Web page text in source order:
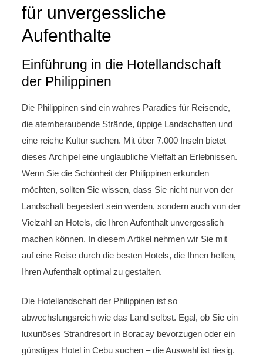
für unvergessliche
Aufenthalte
Einführung in die Hotellandschaft
der Philippinen
Die Philippinen sind ein wahres Paradies für Reisende,
die atemberaubende Strände, üppige Landschaften und
eine reiche Kultur suchen. Mit über 7.000 Inseln bietet
dieses Archipel eine unglaubliche Vielfalt an Erlebnissen.
Wenn Sie die Schönheit der Philippinen erkunden
möchten, sollten Sie wissen, dass Sie nicht nur von der
Landschaft begeistert sein werden, sondern auch von der
Vielzahl an Hotels, die Ihren Aufenthalt unvergesslich
machen können. In diesem Artikel nehmen wir Sie mit
auf eine Reise durch die besten Hotels, die Ihnen helfen,
Ihren Aufenthalt optimal zu gestalten.
Die Hotellandschaft der Philippinen ist so
abwechslungsreich wie das Land selbst. Egal, ob Sie ein
luxuriöses Strandresort in Boracay bevorzugen oder ein
günstiges Hotel in Cebu suchen – die Auswahl ist riesig.